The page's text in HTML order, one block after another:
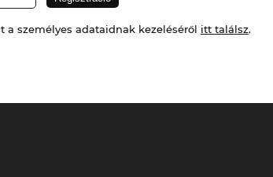
a személyes adataidnak kezeléséről itt találsz.